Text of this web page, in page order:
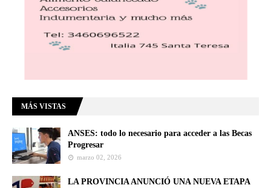
MÁS VISTAS
ANSES: todo lo necesario para acceder a las Becas
Progresar
marzo 02, 2026
LA PROVINCIA ANUNCIÓ UNA NUEVA ETAPA